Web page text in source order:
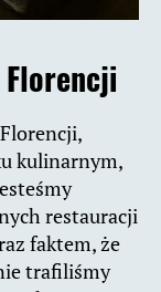
Florencji
kulinarnym,
restauracji
faktem, że
trafiliśmy